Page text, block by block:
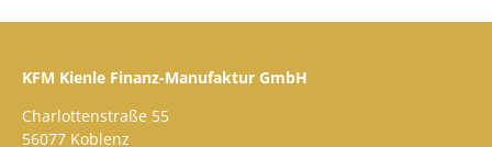
KFM Kienle Finanz-Manufaktur GmbH
Charlottenstraße 55
56077 Koblenz